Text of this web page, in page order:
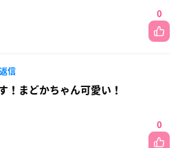
0
返信
！まどかちゃん可愛い！
0